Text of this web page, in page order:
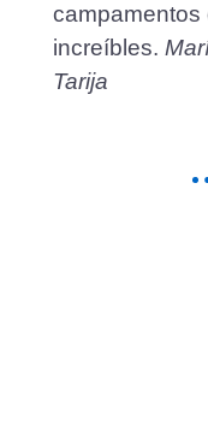
campamentos
increíbles.
Tarija